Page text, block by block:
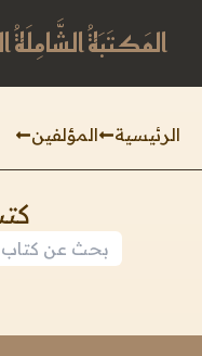
المَكتَبَةُ الشَّامِلَةُ
الرئيسية المؤلفين